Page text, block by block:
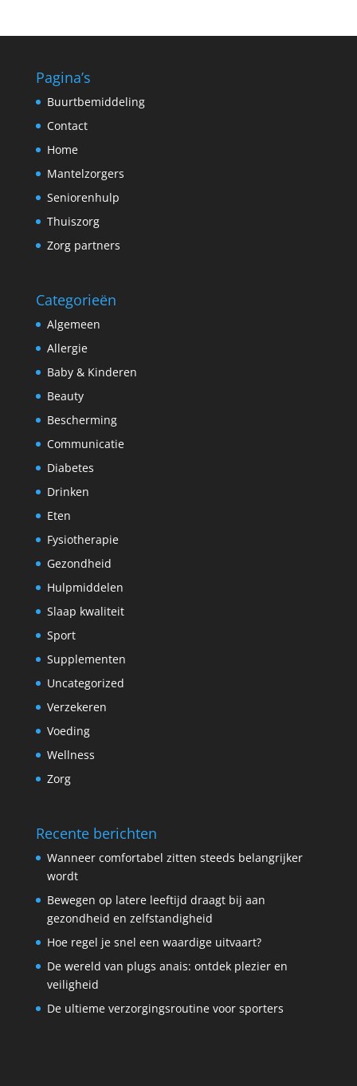
Pagina’s
Buurtbemiddeling
Contact
Home
Mantelzorgers
Seniorenhulp
Thuiszorg
Zorg partners
Categorieën
Algemeen
Allergie
Baby & Kinderen
Beauty
Bescherming
Communicatie
Diabetes
Drinken
Eten
Fysiotherapie
Gezondheid
Hulpmiddelen
Slaap kwaliteit
Sport
Supplementen
Uncategorized
Verzekeren
Voeding
Wellness
Zorg
Recente berichten
Wanneer comfortabel zitten steeds belangrijker
wordt
Bewegen op latere leeftijd draagt bij aan
gezondheid en zelfstandigheid
Hoe regel je snel een waardige uitvaart?
De wereld van plugs anais: ontdek plezier en
veiligheid
De ultieme verzorgingsroutine voor sporters